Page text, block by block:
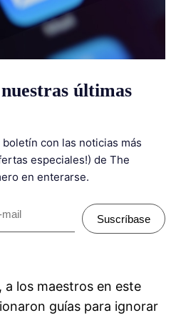
últimas
con las noticias más
especiales!) de The
en enterarse.
Suscríbase
a los maestros en este
guías para ignorar